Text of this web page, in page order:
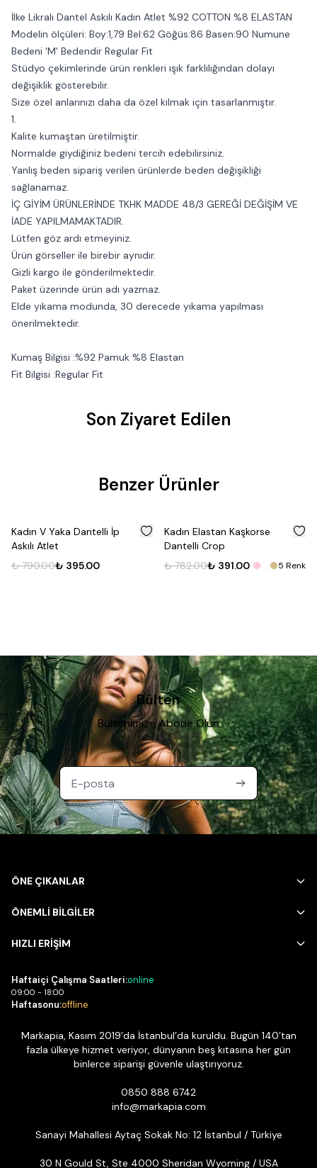
İlke Likralı Dantel Askılı Kadın Atlet %92 COTTON %8 ELASTAN
Modelin ölçüleri: Boy:1,79 Bel:62 Göğüs:86 Basen:90 Numune
Bedeni 'M' Bedendir Regular Fit
Stüdyo çekimlerinde ürün renkleri ışık farklılığından dolayı
değişiklik gösterebilir.
Size özel anlarınızı daha da özel kılmak için tasarlanmıştır.
1.
Kalite kumaştan üretilmiştir.
Normalde giydiğiniz bedeni tercih edebilirsiniz.
Yanlış beden sipariş verilen ürünlerde beden değişikliği
sağlanamaz.
İÇ GİYİM ÜRÜNLERİNDE TKHK MADDE 48/3 GEREĞİ DEĞİŞİM VE
İADE YAPILMAMAKTADIR.
Lütfen göz ardı etmeyiniz.
Ürün görseller ile birebir aynıdır.
Gizli kargo ile gönderilmektedir.
Paket üzerinde ürün adı yazmaz.
Elde yıkama modunda, 30 derecede yıkama yapılması
önerilmektedir.
Kumaş Bilgisi :%92 Pamuk %8 Elastan
Fit Bilgisi :Regular Fit
Son Ziyaret Edilen
Benzer Ürünler
50
Kadın V Yaka Dantelli İp
Askılı Atlet
₺ 790.00₺ 395.00
50
Kadın Elastan Kaşkorse
Dantelli Crop
₺ 782.00₺ 391.00 5 Renk
Bülten
Bültenimize Abone Olun
ÖNE ÇIKANLAR
ÖNEMLİ BİLGİLER
HIZLI ERİŞİM
Haftaiçi Çalışma Saatleri:online
09:00 - 18:00
Haftasonu:offline
Markapia, Kasım 2019’da İstanbul’da kuruldu. Bugün 140’tan
fazla ülkeye hizmet veriyor, dünyanın beş kıtasına her gün
binlerce siparişi güvenle ulaştırıyoruz.
0850 888 6742
info@markapia.com
Sanayi Mahallesi Aytaç Sokak No: 12 İstanbul / Türkiye
30 N Gould St, Ste 4000 Sheridan Wyoming / USA